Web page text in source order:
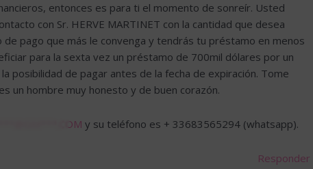
entonces es para ti el momento de sonreír. Usted
con Sr. HERVE MARTINET con la cantidad que desea
pago que más le convenga y tendrás tu préstamo en menos
para la sexta vez un préstamo de 700mil dólares por un
posibilidad de pagar antes de la fecha de expiración. Tome
un hombre muy honesto y de buen corazón.
y su teléfono es + 33683565294 (whatsapp).
Responder